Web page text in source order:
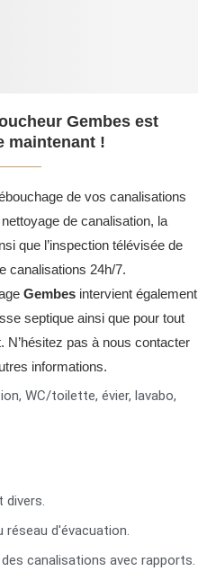
Gembes est
maintenant !
de vos canalisations
de canalisation, la
que l’inspection télévisée de
canalisations 24h/7.
Gembes intervient également
septique ainsi que pour tout
N’hésitez pas à nous contacter
informations.
WC/toilette, évier, lavabo,
divers.
d'évacuation.
canalisations avec rapports.